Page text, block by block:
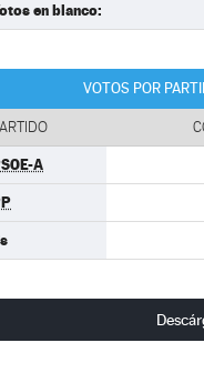
en blanco:
VOTOS POR
A